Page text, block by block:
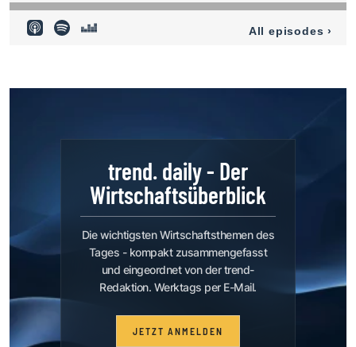
trend. daily - Der
Wirtschaftsüberblick
Die wichtigsten Wirtschaftsthemen des
Tages - kompakt zusammengefasst
und eingeordnet von der trend-
Redaktion. Werktags per E-Mail.
JETZT ANMELDEN